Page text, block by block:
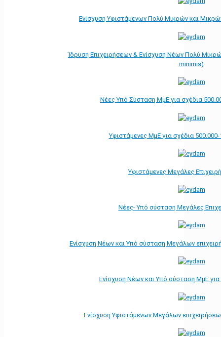
Ενίσχυση Υφιστάμενων Πολύ Μικρών και
Ίδρυση Επιχειρήσεων & Ενίσχυση Νέων Πολύ
minimis)
Νέες Υπό Σύσταση ΜμΕ για σχέδια
Υφιστάμενες ΜμΕ για σχέδια
Υφιστάμενες Μεγάλες
Νέες- Υπό σύσταση Μεγάλες
Ενίσχυση Νέων και Υπό σύσταση Μεγάλων
Ενίσχυση Νέων και Υπό σύσταση ΜμΕ
Ενίσχυση Υφιστάμενων Μεγάλων